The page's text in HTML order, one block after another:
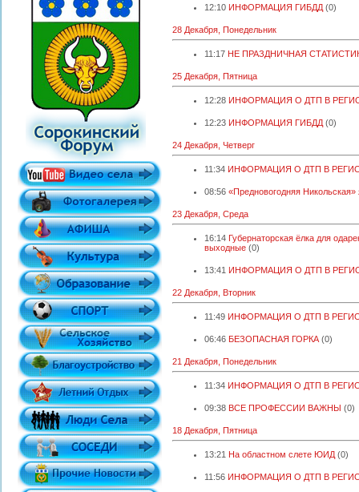
12:10 ИНФОРМАЦИЯ ГИБДД (0)
28 Декабря, Понедельник
11:17 НЕ ПРАЗДНИЧНАЯ
25 Декабря, Пятница
12:28 ИНФОРМАЦИЯ О ДТП В
12:23 ИНФОРМАЦИЯ ГИБДД (0)
24 Декабря, Четверг
11:34 ИНФОРМАЦИЯ О ДТП В
08:56 «Предновогодняя
23 Декабря, Среда
16:14 Губернаторская ёлка для
выходные (0)
13:41 ИНФОРМАЦИЯ О ДТП В
22 Декабря, Вторник
11:49 ИНФОРМАЦИЯ О ДТП В
06:46 БЕЗОПАСНАЯ ГОРКА (0)
21 Декабря, Понедельник
11:34 ИНФОРМАЦИЯ О ДТП В
09:38 ВСЕ ПРОФЕССИИ ВАЖНЫ (0)
18 Декабря, Пятница
13:21 На областном слете ЮИД (0)
11:56 ИНФОРМАЦИЯ О ДТП В